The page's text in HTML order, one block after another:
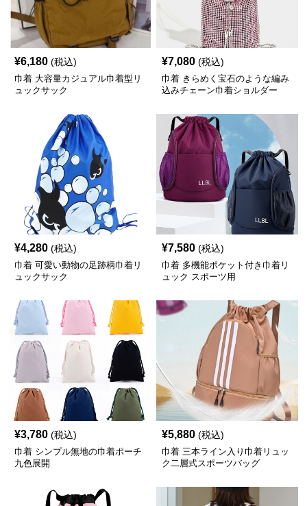
¥6,180 (税込)
巾着 大容量カジュアル巾着型リ
ュックサック
¥7,080 (税込)
巾着 きらめく宝石のような編み
込みチェーン巾着ショルダー
¥4,280 (税込)
巾着 可愛い動物の足跡柄巾着リ
ュックサック
¥7,580 (税込)
巾着 多機能ポケット付き巾着リ
ュック スポーツ用
¥3,780 (税込)
巾着 シンプル無地の巾着ポーチ
九色展開
¥5,880 (税込)
巾着 三本ライン入り巾着リュッ
ク二層式スポーツバッグ